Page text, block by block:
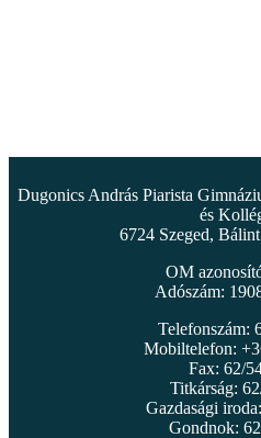
Dugonics András Piarista
és
6724 Szeged,
OM
Adószám:
Telefonszám:
Mobiltelefon:
Fax: 62/
Titkárság:
Gazdasági
Gondnok: